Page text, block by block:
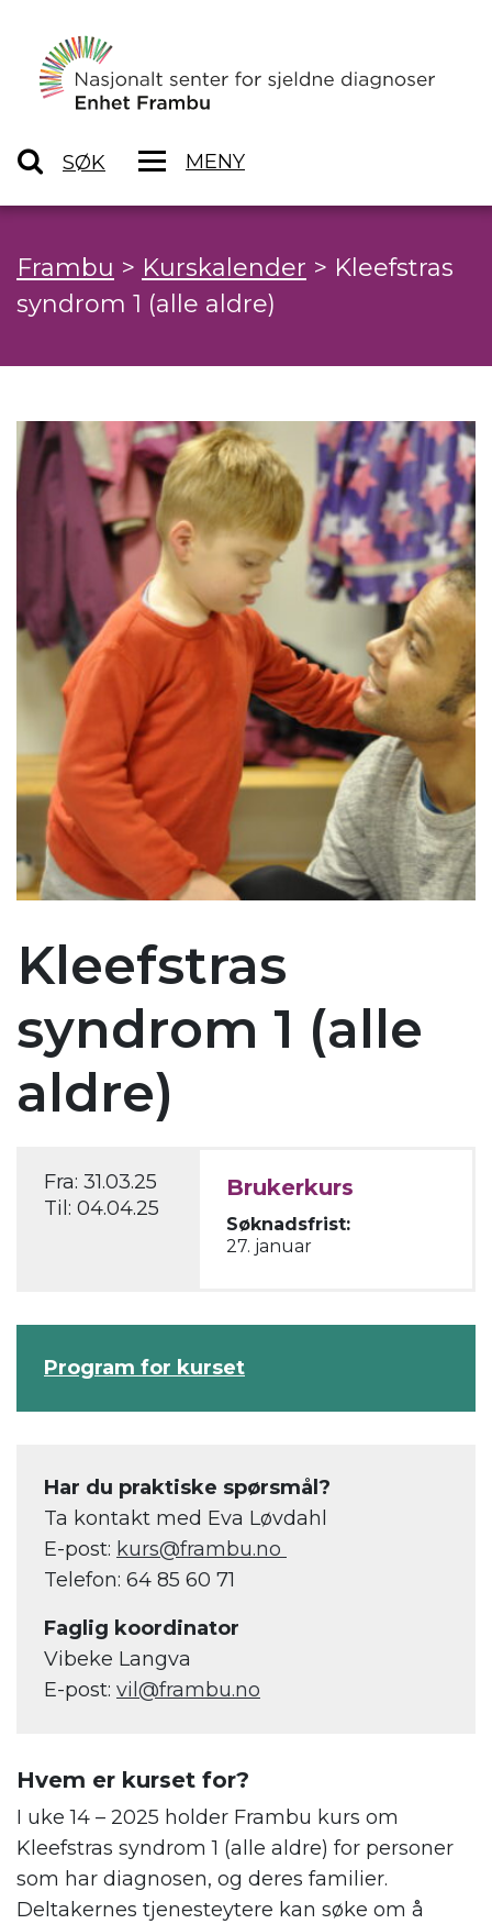
SØK MENY
Frambu > Kurskalender > Kleefstras
syndrom 1 (alle aldre)
Kleefstras
syndrom 1 (alle
aldre)
Fra: 31.03.25
Til: 04.04.25
Brukerkurs
Søknadsfrist:
27. januar
Program for kurset
Har du praktiske spørsmål?
Ta kontakt med Eva Løvdahl
E-post: kurs@frambu.no
Telefon: 64 85 60 71
Faglig koordinator
Vibeke Langva
E-post: vil@frambu.no
Hvem er kurset for?
I uke 14 – 2025 holder Frambu kurs om
Kleefstras syndrom 1 (alle aldre) for personer
som har diagnosen, og deres familier.
Deltakernes tjenesteytere kan søke om å